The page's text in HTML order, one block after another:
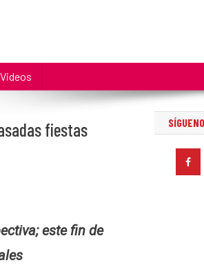
Videos
fiestas
este fin de